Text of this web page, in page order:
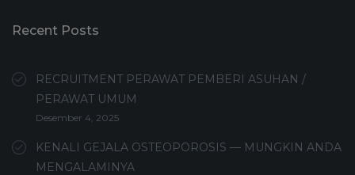
Recent Posts
RECRUITMENT PERAWAT PEMBERI ASUHAN /
PERAWAT UMUM
Desember 4, 2025
KENALI GEJALA OSTEOPOROSIS — MUNGKIN ANDA
MENGALAMINYA